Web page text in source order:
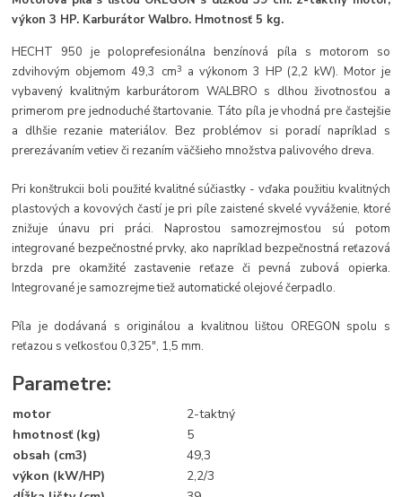
výkon 3 HP. Karburátor Walbro. Hmotnosť 5 kg.
HECHT 950 je poloprefesionálna benzínová píla s motorom so
zdvihovým objemom 49,3 cm3
a výkonom 3 HP (2,2 kW). Motor je
vybavený kvalitným karburátorom WALBRO s dlhou životnosťou a
primerom pre jednoduché štartovanie. Táto píla je vhodná pre častejšie
a dlhšie rezanie materiálov. Bez problémov si poradí napríklad s
prerezávaním vetiev či rezaním väčšieho množstva palivového dreva.
Pri konštrukcii boli použité kvalitné súčiastky - vďaka použitiu kvalitných
plastových a kovových častí je pri píle zaistené skvelé vyváženie, ktoré
znižuje únavu pri práci. Naprostou samozrejmosťou sú potom
integrované bezpečnostné prvky, ako napríklad bezpečnostná reťazová
brzda pre okamžité zastavenie reťaze či pevná zubová opierka.
Integrované je samozrejme tiež automatické olejové čerpadlo.
Píla je dodávaná s originálou a kvalitnou lištou OREGON spolu s
reťazou s veľkosťou 0,325", 1,5 mm.
Parametre:
motor
2-taktný
hmotnosť (kg)
5
obsah (cm3)
49,3
výkon (kW/HP)
2,2/3